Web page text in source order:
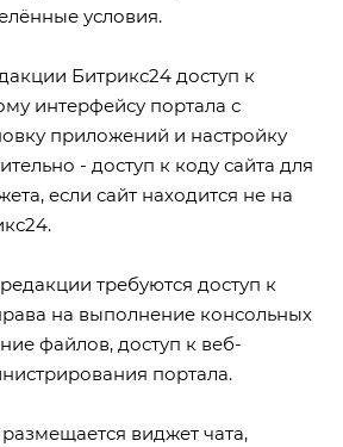
условия.
Битрикс24 доступ к
интерфейсу портала с
приложений и настройку
- доступ к коду сайта для
если сайт находится не на
требуются доступ к
на выполнение консольных
файлов, доступ к веб-
портала.
виджет чата,